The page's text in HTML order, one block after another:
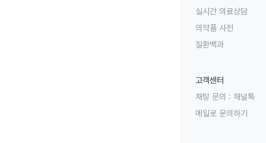
실시간 의료상담
의약품 사전
질환백과
고객센터
채팅 문의 : 채널톡
메일로 문의하기